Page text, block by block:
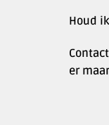
Houd
er